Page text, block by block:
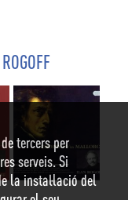
tercers per
serveis. Si
la instal·lació del